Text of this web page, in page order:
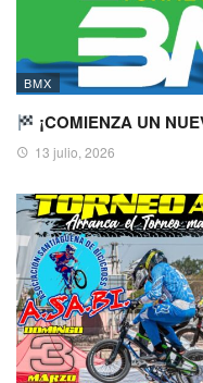
BMX
¡COMIENZA UN
13 julio, 2026